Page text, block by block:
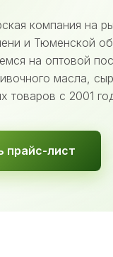
компания на
и Тюменской
на оптовой
масла,
товаров с 2001
прайс-лист